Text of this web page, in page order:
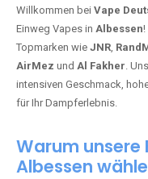
Willkommen bei Vape
Einweg Vapes in Albessen!
Topmarken wie JNR,
AirMez und Al Fakher.
intensiven Geschmack,
für Ihr Dampferlebnis.
Warum unsere
Albessen